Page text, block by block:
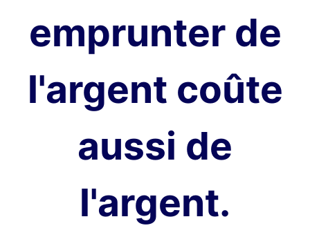
emprunter de
l'argent coûte
aussi de
l'argent.